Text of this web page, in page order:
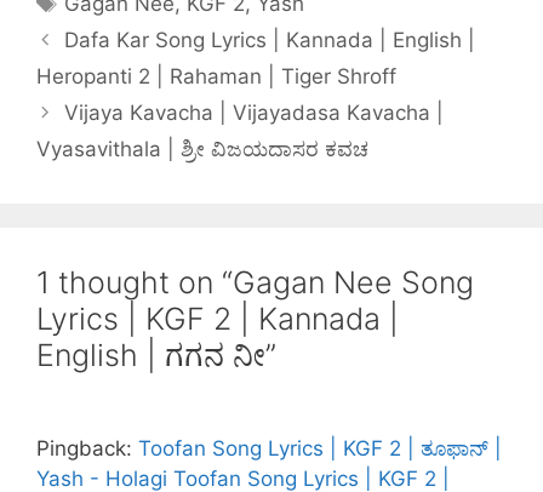
Dafa Kar Song Lyrics | Kannada | English |
Heropanti 2 | Rahaman | Tiger Shroff
Vijaya Kavacha | Vijayadasa Kavacha |
Vyasavithala | ಶ್ರೀ ವಿಜಯದಾಸರ ಕವಚ
1 thought on “Gagan Nee Song
Lyrics | KGF 2 | Kannada |
English | ಗಗನ ನೀ”
Pingback: Toofan Song Lyrics | KGF 2 | ತೂಫಾನ್ |
Yash - Holagi Toofan Song Lyrics | KGF 2 |